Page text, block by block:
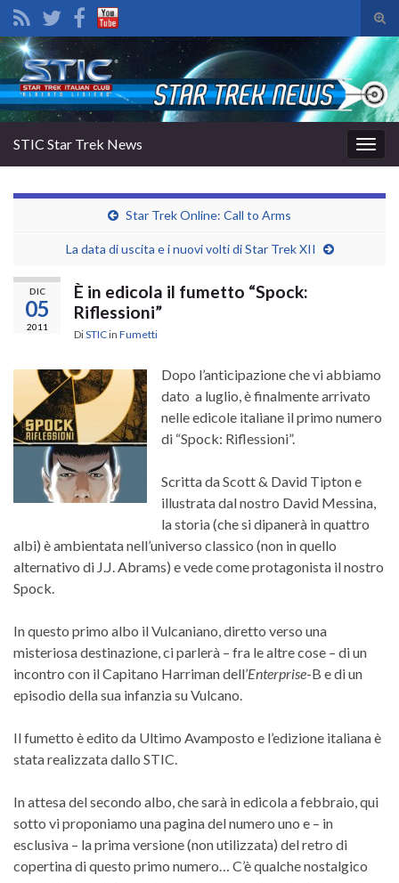
il
di
Search for:
la
STIC Star Trek News
Star Trek Online: Call to Arms
La data di uscita e i nuovi volti di Star Trek XII
DIC
05
2011
È in edicola il fumetto “Spock:
Riflessioni”
DiSTICin Fumetti
Dopo l’anticipazione che vi abbiamo
dato a luglio, è finalmente arrivato
nelle edicole italiane il primo numero
di “Spock: Riflessioni”.
Scritta da Scott & David Tipton e
illustrata dal nostro David Messina,
la storia (che si dipanerà in quattro
albi) è ambientata nell’universo classico (non in quello
alternativo di J.J. Abrams) e vede come protagonista il nostro
Spock.
In questo primo albo il Vulcaniano, diretto verso una
misteriosa destinazione, ci parlerà – fra le altre cose – di un
incontro con il Capitano Harriman dell’Enterprise-B e di un
episodio della sua infanzia su Vulcano.
Il fumetto è edito da Ultimo Avamposto e l’edizione italiana è
stata realizzata dallo STIC.
In attesa del secondo albo, che sarà in edicola a febbraio, qui
sotto vi proponiamo una pagina del numero uno e – in
esclusiva – la prima versione (non utilizzata) del retro di
copertina di questo primo numero… C’è qualche nostalgico